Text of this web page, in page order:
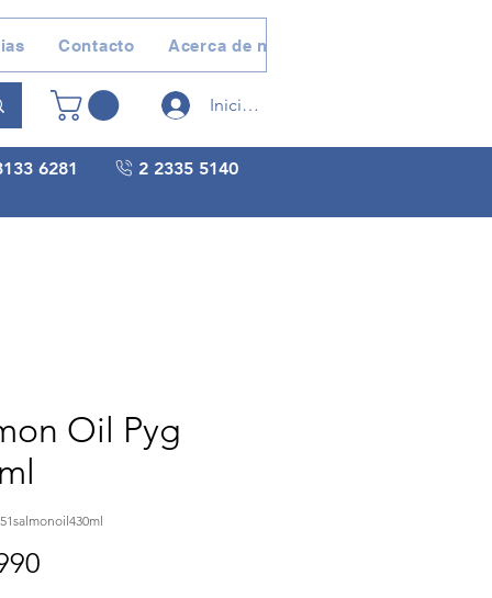
Contacto Acerca de nosotros
Iniciar sesión
2 2335 5140
6281
Oil Pyg